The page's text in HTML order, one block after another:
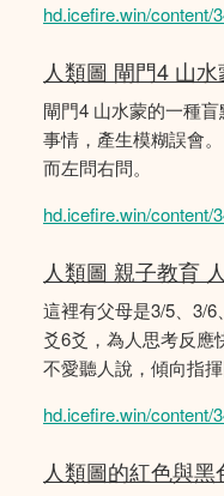
hd.icefire.win/content/
人類圖 閘門4 山
閘門4 山水蒙的一種
事情，產生模糊誤會
而左問右問。
hd.icefire.win/content/
人類圖 親子教育
這裡有父母是3/5、3/6
爻6爻，為人思考反應
不愛聽人說，傾向指揮
hd.icefire.win/content/
人類圖的紅色與黑